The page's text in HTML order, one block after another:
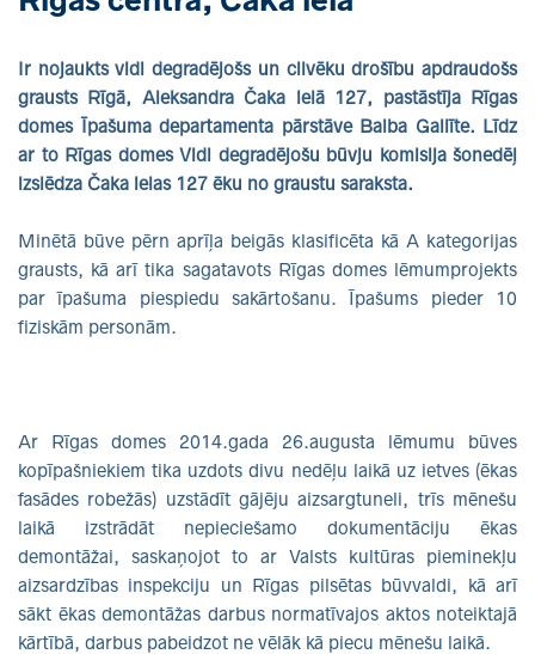
Ir nojaukts vidi degradējošs un cilvēku drošību apdraudošs
grausts Rīgā, Aleksandra Čaka ielā 127, pastāstīja Rīgas
domes Īpašuma departamenta pārstāve Baiba Gailīte. Līdz
ar to Rīgas domes Vidi degradējošu būvju komisija šonedēļ
izslēdza Čaka ielas 127 ēku no graustu saraksta.
Minētā būve pērn aprīļa beigās klasificēta kā A kategorijas
grausts, kā arī tika sagatavots Rīgas domes lēmumprojekts
par īpašuma piespiedu sakārtošanu. Īpašums pieder 10
fiziskām personām.
Ar Rīgas domes 2014.gada 26.augusta lēmumu būves
kopīpašniekiem tika uzdots divu nedēļu laikā uz ietves (ēkas
fasādes robežās) uzstādīt gājēju aizsargtuneli, trīs mēnešu
laikā izstrādāt nepieciešamo dokumentāciju ēkas
demontāžai, saskaņojot to ar Valsts kultūras pieminekļu
aizsardzības inspekciju un Rīgas pilsētas būvvaldi, kā arī
sākt ēkas demontāžas darbus normatīvajos aktos noteiktajā
kārtībā, darbus pabeidzot ne vēlāk kā piecu mēnešu laikā.